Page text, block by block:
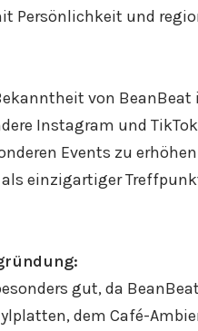
Persönlichkeit und
von
Instagram und
Events zu
einzigartiger
gut, da
dem Café-